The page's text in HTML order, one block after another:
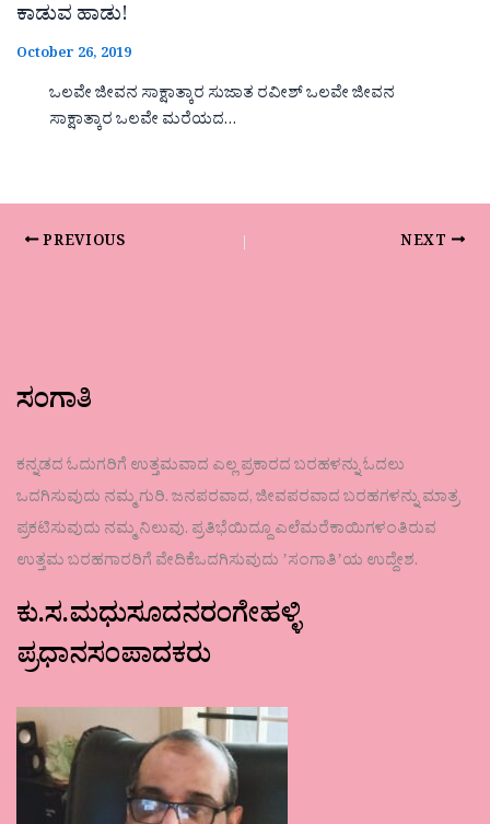
ಕಾಡುವ ಹಾಡು!
October 26, 2019
ಒಲವೇ ಜೀವನ ಸಾಕ್ಷಾತ್ಕಾರ ಸುಜಾತ ರವೀಶ್ ಒಲವೇ ಜೀವನ
ಸಾಕ್ಷಾತ್ಕಾರ ಒಲವೇ ಮರೆಯದ…
PREVIOUS NEXT
ಸಂಗಾತಿ
ಕನ್ನಡದ ಓದುಗರಿಗೆ ಉತ್ತಮವಾದ ಎಲ್ಲ ಪ್ರಕಾರದ ಬರಹಳನ್ನು ಓದಲು
ಒದಗಿಸುವುದು ನಮ್ಮ ಗುರಿ. ಜನಪರವಾದ, ಜೀವಪರವಾದ ಬರಹಗಳನ್ನು ಮಾತ್ರ
ಪ್ರಕಟಿಸುವುದು ನಮ್ಮ ನಿಲುವು. ಪ್ರತಿಭೆಯಿದ್ದೂ ಎಲೆಮರೆಕಾಯಿಗಳಂತಿರುವ
ಉತ್ತಮ ಬರಹಗಾರರಿಗೆ ವೇದಿಕೆಒದಗಿಸುವುದು ʼಸಂಗಾತಿʼಯ ಉದ್ದೇಶ.
ಕು.ಸ.ಮಧುಸೂದನರಂಗೇಹಳ್ಳಿ
ಪ್ರಧಾನಸಂಪಾದಕರು